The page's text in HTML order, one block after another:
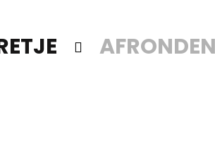
 AFRONDEN